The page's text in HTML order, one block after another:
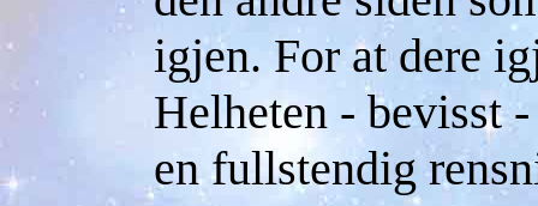
igjen. For at dere
Helheten - bevisst
en fullstendig